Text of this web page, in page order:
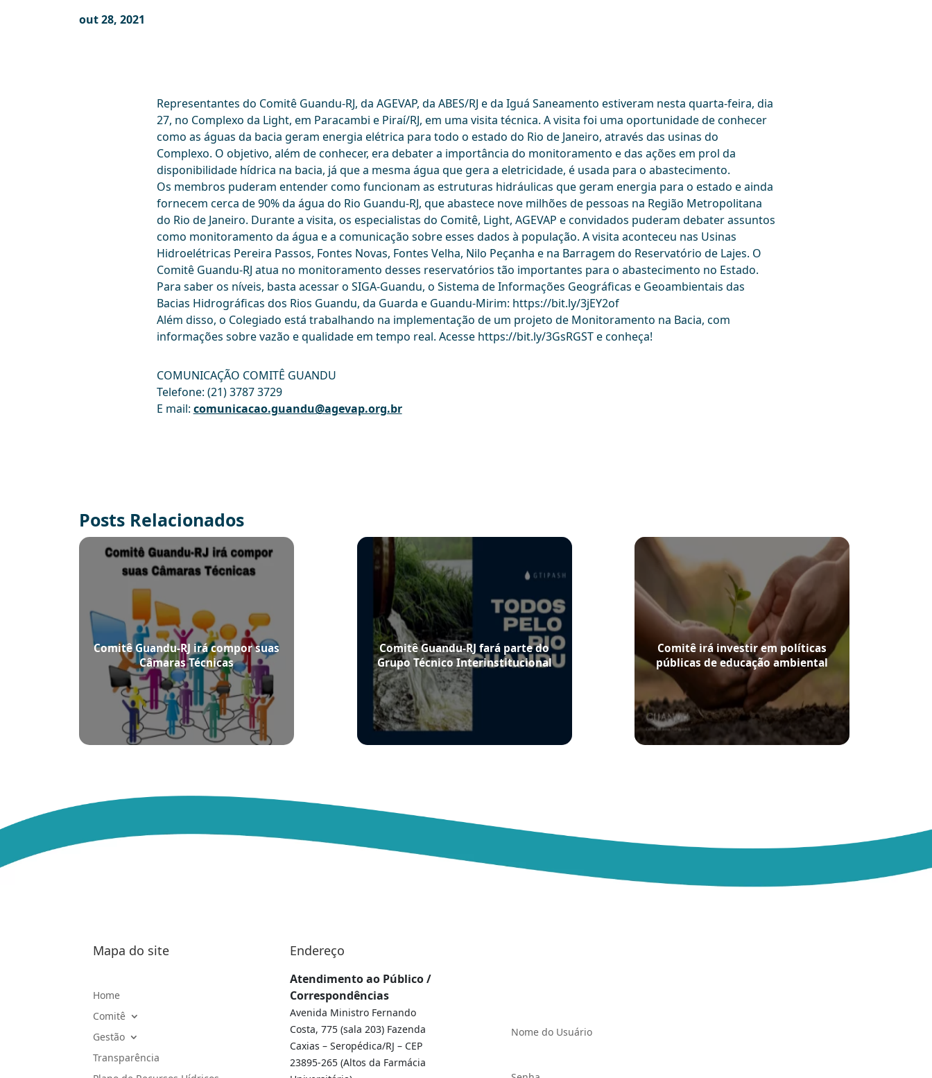
out 28, 2021
Representantes do Comitê Guandu-RJ, da AGEVAP, da ABES/RJ e da Iguá Saneamento estiveram nesta quarta-feira, dia
27, no Complexo da Light, em Paracambi e Piraí/RJ, em uma visita técnica. A visita foi uma oportunidade de conhecer
como as águas da bacia geram energia elétrica para todo o estado do Rio de Janeiro, através das usinas do
Complexo. O objetivo, além de conhecer, era debater a importância do monitoramento e das ações em prol da
disponibilidade hídrica na bacia, já que a mesma água que gera a eletricidade, é usada para o abastecimento.
Os membros puderam entender como funcionam as estruturas hidráulicas que geram energia para o estado e ainda
fornecem cerca de 90% da água do Rio Guandu-RJ, que abastece nove milhões de pessoas na Região Metropolitana
do Rio de Janeiro. Durante a visita, os especialistas do Comitê, Light, AGEVAP e convidados puderam debater assuntos
como monitoramento da água e a comunicação sobre esses dados à população. A visita aconteceu nas Usinas
Hidroelétricas Pereira Passos, Fontes Novas, Fontes Velha, Nilo Peçanha e na Barragem do Reservatório de Lajes. O
Comitê Guandu-RJ atua no monitoramento desses reservatórios tão importantes para o abastecimento no Estado.
Para saber os níveis, basta acessar o SIGA-Guandu, o Sistema de Informações Geográficas e Geoambientais das
Bacias Hidrográficas dos Rios Guandu, da Guarda e Guandu-Mirim: https://bit.ly/3jEY2of
Além disso, o Colegiado está trabalhando na implementação de um projeto de Monitoramento na Bacia, com
informações sobre vazão e qualidade em tempo real. Acesse https://bit.ly/3GsRGST e conheça!
COMUNICAÇÃO COMITÊ GUANDU
Telefone: (21) 3787 3729
E mail: comunicacao.guandu@agevap.org.br
Posts Relacionados
Comitê Guandu-RJ irá compor suas
Câmaras Técnicas
Comitê Guandu-RJ fará parte do
Grupo Técnico Interinstitucional
Permanente de Acompanhamento
da Segurança Hídrica
Comitê irá investir em políticas
públicas de educação ambiental
Mapa do site
Home
Comitê
Gestão
Transparência
Endereço
Atendimento ao Público /
Correspondências
Avenida Ministro Fernando
Costa, 775 (sala 203) Fazenda
Caxias – Seropédica/RJ – CEP
23895-265 (Altos da Farmácia